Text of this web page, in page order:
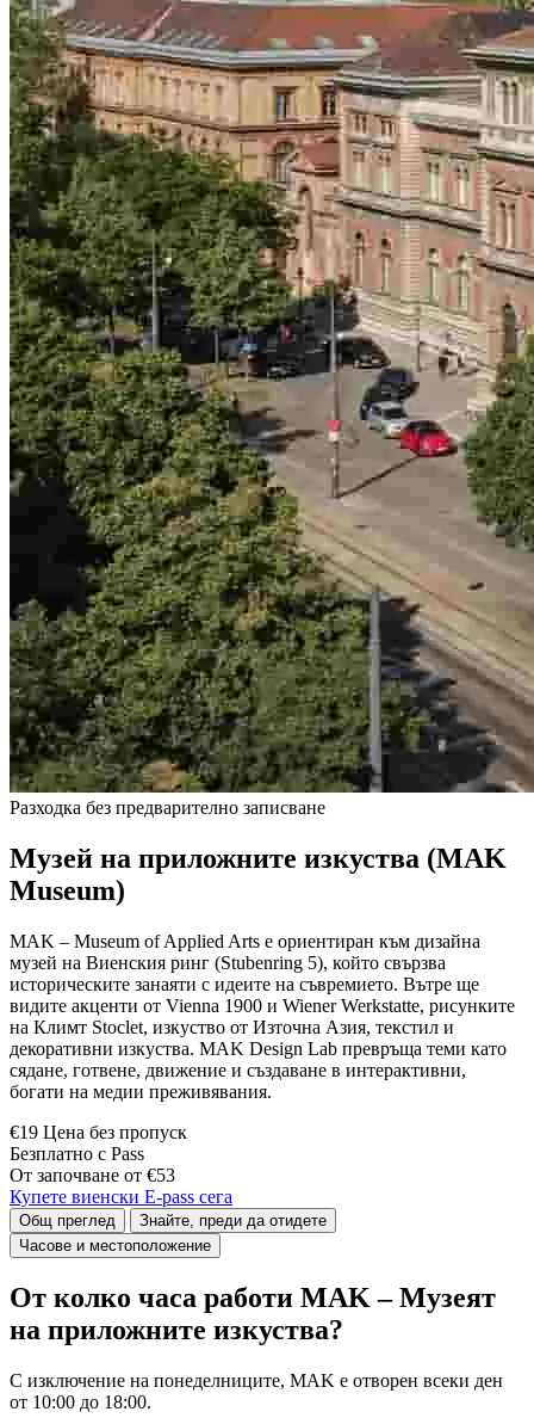
Разходка без предварително записване
Музей на приложните изкуства (MAK
Museum)
MAK – Museum of Applied Arts е ориентиран към дизайна
музей на Виенския ринг (Stubenring 5), който свързва
историческите занаяти с идеите на съвремието. Вътре ще
видите акценти от Vienna 1900 и Wiener Werkstatte, рисунките
на Климт Stoclet, изкуство от Източна Азия, текстил и
декоративни изкуства. MAK Design Lab превръща теми като
сядане, готвене, движение и създаване в интерактивни,
богати на медии преживявания.
€19 Цена без пропуск
Безплатно с Pass
От започване от €53
Купете виенски E-pass сега
Общ преглед
Знайте, преди да отидете
Часове и местоположение
От колко часа работи MAK – Музеят
на приложните изкуства?
С изключение на понеделниците, MAK е отворен всеки ден
от 10:00 до 18:00.